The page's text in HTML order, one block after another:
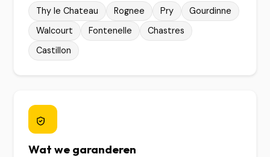
Thy le Chateau Rognee Pry
Gourdinne
Walcourt
Fontenelle
Chastres
Castillon
Wat we garanderen